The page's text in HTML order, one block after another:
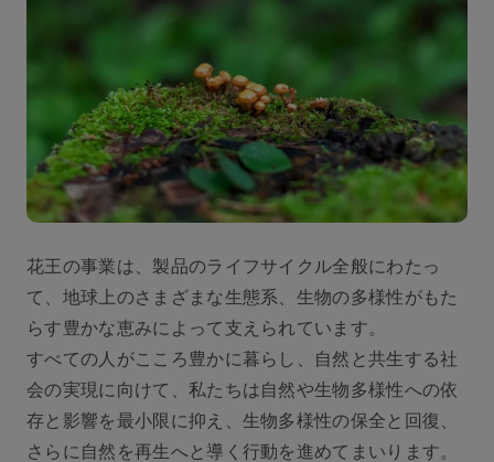
花王の事業は、製品のライフサイクル全般にわたっ
て、地球上のさまざまな生態系、生物の多様性がもた
らす豊かな恵みによって支えられています。
すべての人がこころ豊かに暮らし、自然と共生する社
会の実現に向けて、私たちは自然や生物多様性への依
存と影響を最小限に抑え、生物多様性の保全と回復、
さらに自然を再生へと導く行動を進めてまいります。